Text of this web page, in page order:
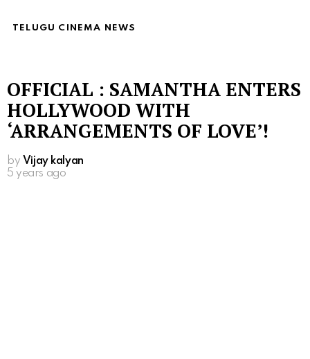
TELUGU CINEMA NEWS
OFFICIAL : SAMANTHA ENTERS
HOLLYWOOD WITH
‘ARRANGEMENTS OF LOVE’!
by Vijay kalyan
5 years ago